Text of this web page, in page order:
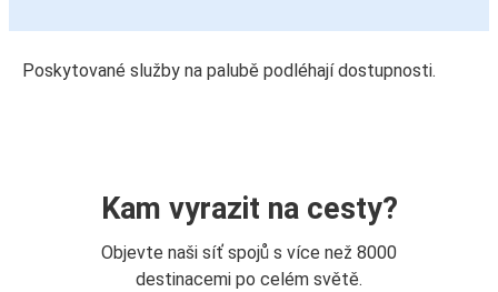
Poskytované služby na palubě podléhají dostupnosti.
Kam vyrazit na cesty?
Objevte naši síť spojů s více než 8000
destinacemi po celém světě.